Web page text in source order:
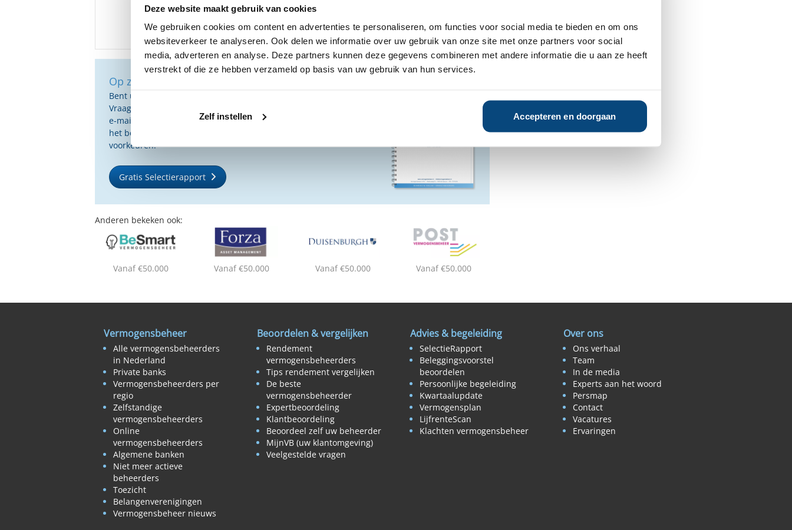
Deze website maakt gebruik van cookies
We gebruiken cookies om content en advertenties te personaliseren, om functies voor social media te bieden en om ons
websiteverkeer te analyseren. Ook delen we informatie over uw gebruik van onze site met onze partners voor social
media, adverteren en analyse. Deze partners kunnen deze gegevens combineren met andere informatie die u aan ze heeft
verstrekt of die ze hebben verzameld op basis van uw gebruik van hun services.
Zelf instellen Accepteren en doorgaan
Nee
Ja
Op zoek naar de beste vermogensbeheerder?
Bent u op zoek naar de voor u beste vermogensbeheerder?
Vraag dan gratis en geheel vrijblijvend een SelectieRapport aan. Per
e-mail ontvangt u een selectie van goede vermogensbeheerders die
het beste passen bij uw persoonlijke situatie, wensen en
voorkeuren.
Gratis Selectierapport
Anderen bekeken ook:
Vanaf €50.000 Vanaf €50.000 Vanaf €50.000 Vanaf €50.000
Vermogensbeheer
Alle vermogensbeheerders
in Nederland
Private banks
Vermogensbeheerders per
regio
Zelfstandige
vermogensbeheerders
Online
vermogensbeheerders
Algemene banken
Niet meer actieve
beheerders
Toezicht
Belangenverenigingen
Vermogensbeheer nieuws
Beoordelen & vergelijken
Rendement
vermogensbeheerders
Tips rendement vergelijken
De beste
vermogensbeheerder
Expertbeoordeling
Klantbeoordeling
Beoordeel zelf uw beheerder
MijnVB (uw klantomgeving)
Veelgestelde vragen
Advies & begeleiding
SelectieRapport
Beleggingsvoorstel
beoordelen
Persoonlijke begeleiding
Kwartaalupdate
Vermogensplan
LijfrenteScan
Klachten vermogensbeheer
Over ons
Ons verhaal
Team
In de media
Experts aan het woord
Persmap
Contact
Vacatures
Ervaringen